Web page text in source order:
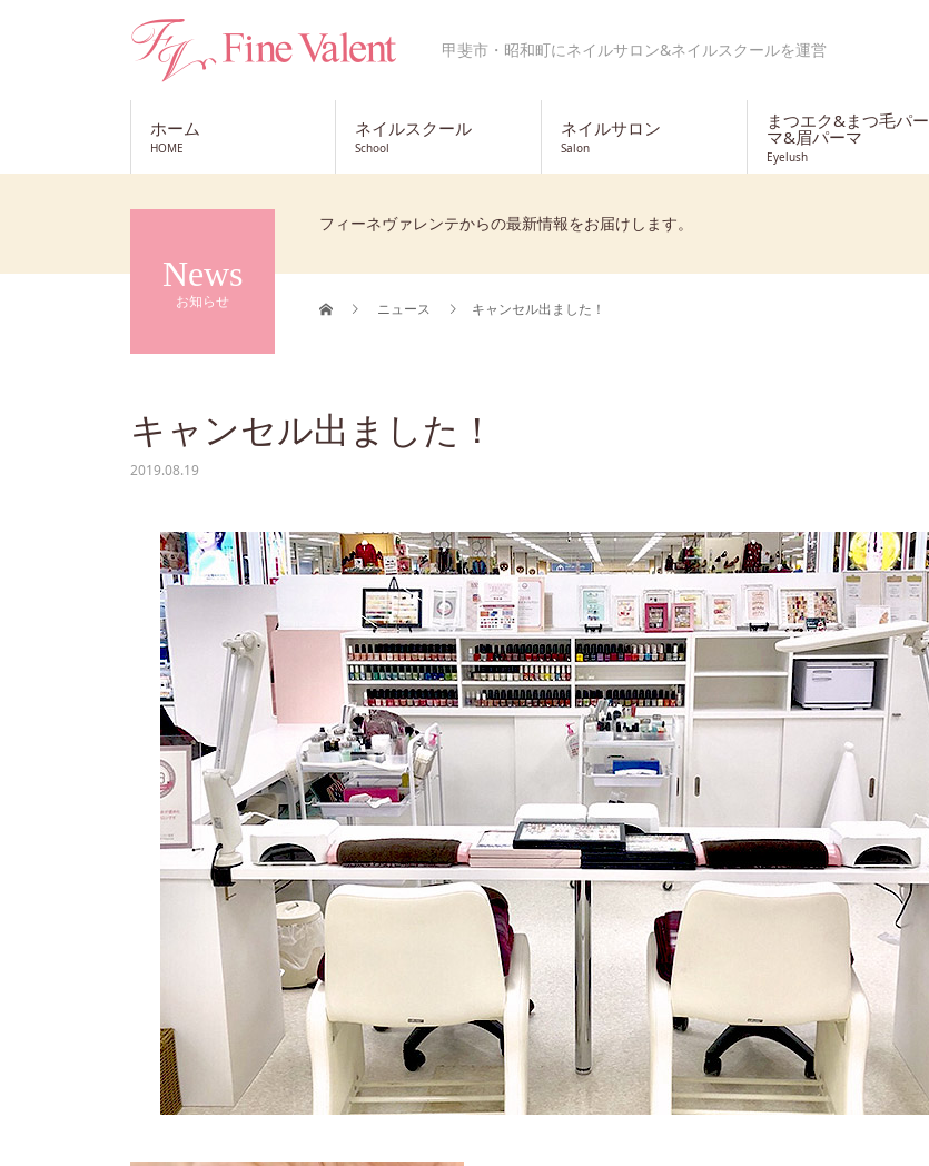
甲斐市・昭和町にネイルサロン&ネイルスクールを運営
ホーム
HOME
ネイルスクール
School
ネイルサロン
Salon
まつエク&まつ毛パー
マ&眉パーマ
Eyelush
News
お知らせ
フィーネヴァレンテからの最新情報をお届けします。
ニュース キャンセル出ました！
キャンセル出ました！
2019.08.19